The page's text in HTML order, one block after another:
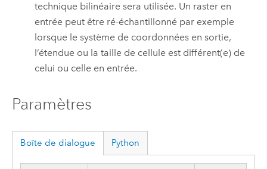
technique bilinéaire sera utilisée. Un raster en
entrée peut être ré-échantillonné par exemple
lorsque le système de coordonnées en sortie,
l’étendue ou la taille de cellule est différent(e) de
celui ou celle en entrée.
Paramètres
Boîte de dialogue Python